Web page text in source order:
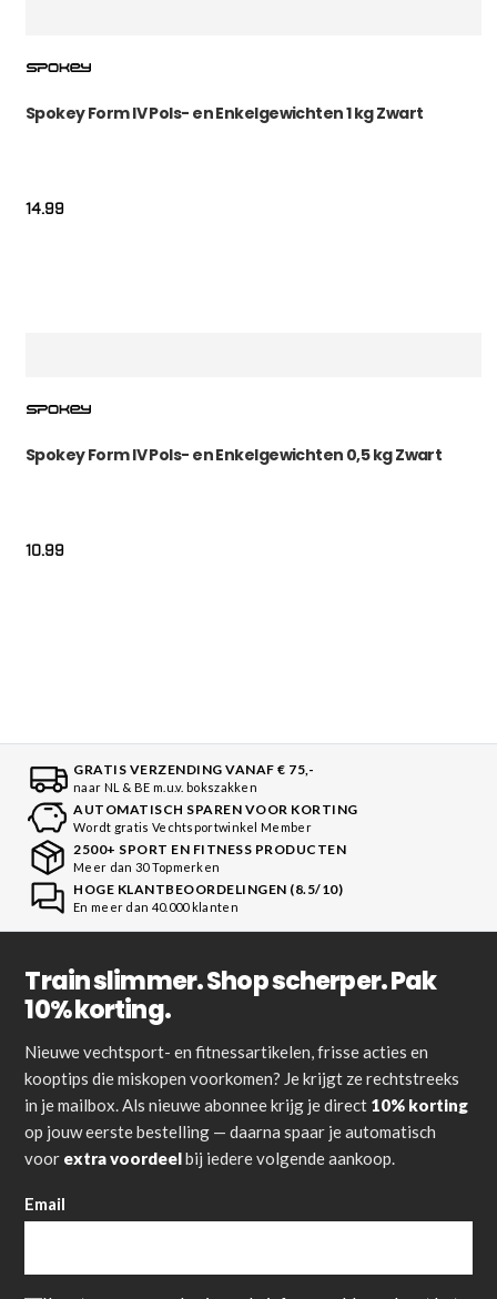
Spokey Form IV Pols- en Enkelgewichten 1 kg Zwart
14.99
Spokey Form IV Pols- en Enkelgewichten 0,5 kg Zwart
10.99
GRATIS VERZENDING VANAF € 75,-
naar NL & BE m.u.v. bokszakken
AUTOMATISCH SPAREN VOOR KORTING
Wordt gratis Vechtsportwinkel Member
2500+ SPORT EN FITNESS PRODUCTEN
Meer dan 30 Topmerken
HOGE KLANTBEOORDELINGEN (8.5/10)
En meer dan 40.000 klanten
Train slimmer. Shop scherper. Pak
10% korting.
Nieuwe vechtsport- en fitnessartikelen, frisse acties en
kooptips die miskopen voorkomen? Je krijgt ze rechtstreeks
in je mailbox. Als nieuwe abonnee krijg je direct 10% korting
op jouw eerste bestelling — daarna spaar je automatisch
voor extra voordeelbij iedere volgende aankoop.
Email